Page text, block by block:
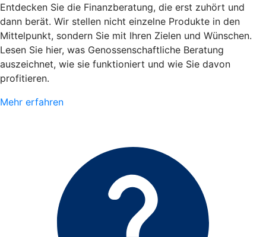
Entdecken Sie die Finanzberatung, die erst zuhört und
dann berät. Wir stellen nicht einzelne Produkte in den
Mittelpunkt, sondern Sie mit Ihren Zielen und Wünschen.
Lesen Sie hier, was Genossenschaftliche Beratung
auszeichnet, wie sie funktioniert und wie Sie davon
profitieren.
Mehr erfahren